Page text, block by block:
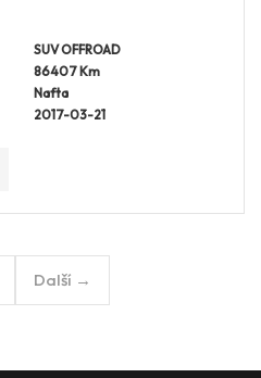
SUV OFFROAD
86407 Km
Nafta
2017-03-21
Další →